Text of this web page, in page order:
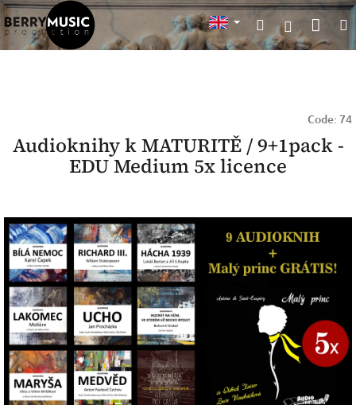
Skip
to
content
SearchLogin
cart
Code: 74
Audioknihy k MATURITĚ / 9+1pack -
EDU Medium 5x licence